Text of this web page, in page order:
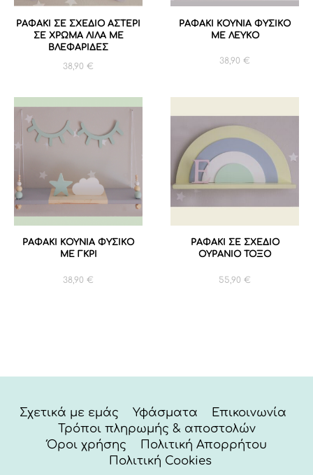
ΡΑΦΑΚΙ ΣΕ ΣΧΕΔΙΟ ΑΣΤΕΡΙ
ΣΕ ΧΡΩΜΑ ΛΙΛΑ ME
ΒΛΕΦΑΡΙΔΕΣ
38,90 €
ΡΑΦΑΚΙ ΚΟΥΝΙΑ ΦΥΣΙΚΟ
ΜΕ ΛΕΥΚΟ
38,90 €
ΡΑΦΑΚΙ ΚΟΥΝΙΑ ΦΥΣΙΚΟ
ΜΕ ΓΚΡΙ
38,90 €
ΡΑΦΑΚΙ ΣΕ ΣΧΕΔΙΟ
ΟΥΡΑΝΙΟ ΤΟΞΟ
55,90 €
Σχετικά με εμάς Υφάσματα
Επικοινωνία
Τρόποι πληρωμής & αποστολών
Όροι χρήσης
Πολιτική Απορρήτου
Πολιτική Cookies